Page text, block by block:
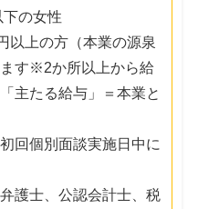
下の女性
以上の方（本業の源泉
す※2か所以上から給
主たる給与」＝本業と
回個別面談実施日中に
護士、公認会計士、税